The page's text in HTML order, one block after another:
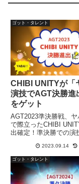
ゴット・タレント
CHIBI UNITYが「
演技でAGT決勝進
をゲット
AGT2023準決勝戦、
で際立ったCHIBI
出確定！準決勝での演
語翻訳付きでご紹介し
ルデンブザー獲得者、
代表にふさわしい、ヤ
他者を圧倒！
2023.09.14
ゴット・タレント